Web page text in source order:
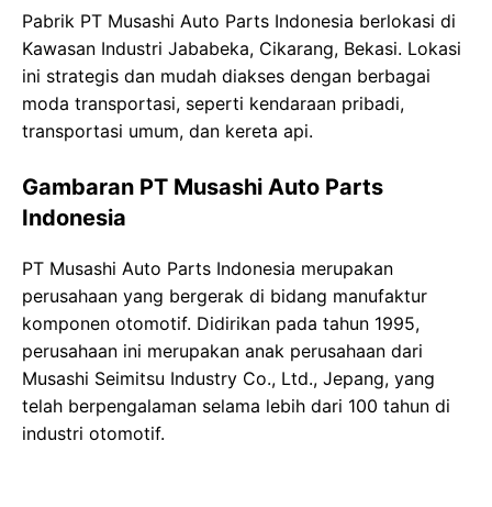
Pabrik PT Musashi Auto Parts Indonesia berlokasi di
Kawasan Industri Jababeka, Cikarang, Bekasi. Lokasi
ini strategis dan mudah diakses dengan berbagai
moda transportasi, seperti kendaraan pribadi,
transportasi umum, dan kereta api.
Gambaran PT Musashi Auto Parts
Indonesia
PT Musashi Auto Parts Indonesia merupakan
perusahaan yang bergerak di bidang manufaktur
komponen otomotif. Didirikan pada tahun 1995,
perusahaan ini merupakan anak perusahaan dari
Musashi Seimitsu Industry Co., Ltd., Jepang, yang
telah berpengalaman selama lebih dari 100 tahun di
industri otomotif.